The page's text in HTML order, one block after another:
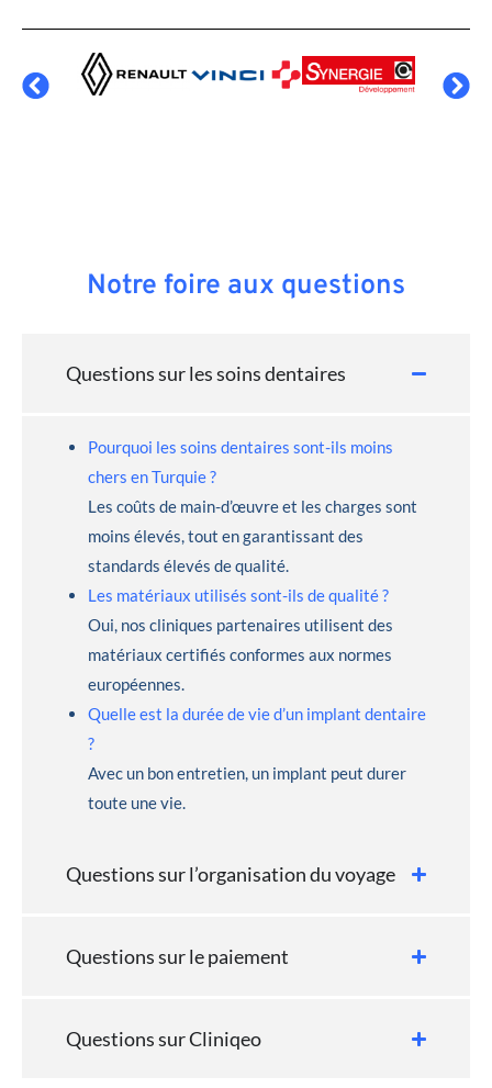
Notre foire aux questions
Questions sur les soins dentaires
Pourquoi les soins dentaires sont-ils moins
chers en Turquie ?
Les coûts de main-d’œuvre et les charges sont
moins élevés, tout en garantissant des
standards élevés de qualité.
Les matériaux utilisés sont-ils de qualité ?
Oui, nos cliniques partenaires utilisent des
matériaux certifiés conformes aux normes
européennes.
Quelle est la durée de vie d’un implant dentaire
?
Avec un bon entretien, un implant peut durer
toute une vie.
Questions sur l’organisation du voyage
Questions sur le paiement
Questions sur Cliniqeo